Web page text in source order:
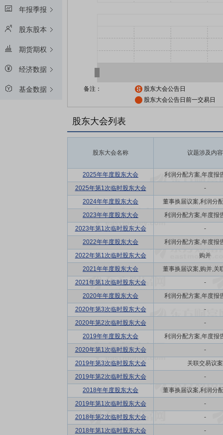
年报季报
股东股本
期货期权
经济数据
基金数据 备注：
股东大会公告日
股东大会公告日前一交易日
股东大会列表
股东大会名称 议题涉及内容
2025年年度股东大会
利润分配方案,年度报
2025年第1次临时股东大会
-
2024年年度股东大会
董事换届议案,利润分
2023年年度股东大会
利润分配方案,年度报
2023年第1次临时股东大会
-
2022年年度股东大会
利润分配方案,年度报
2022年第1次临时股东大会
购并
2021年年度股东大会
董事换届议案,购并,关
2021年第1次临时股东大会
-
2020年年度股东大会
利润分配方案,年度报
2020年第3次临时股东大会
-
2020年第2次临时股东大会
-
2019年年度股东大会
利润分配方案,年度报
2020年第1次临时股东大会
-
2019年第3次临时股东大会
关联交易议案
2019年第2次临时股东大会
-
2018年年度股东大会
董事换届议案,利润分
2019年第1次临时股东大会
-
2018年第2次临时股东大会
-
2018年第1次临时股东大会
-